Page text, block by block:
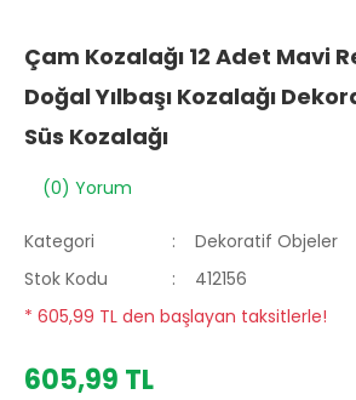
Çam Kozalağı 12 Adet Mavi
Doğal Yılbaşı Kozalağı
Süs Kozalağı
(0) Yorum
Kategori
Dekoratif Objeler
Stok Kodu
412156
* 605,99 TL den başlayan taksitlerle!
605,99 TL